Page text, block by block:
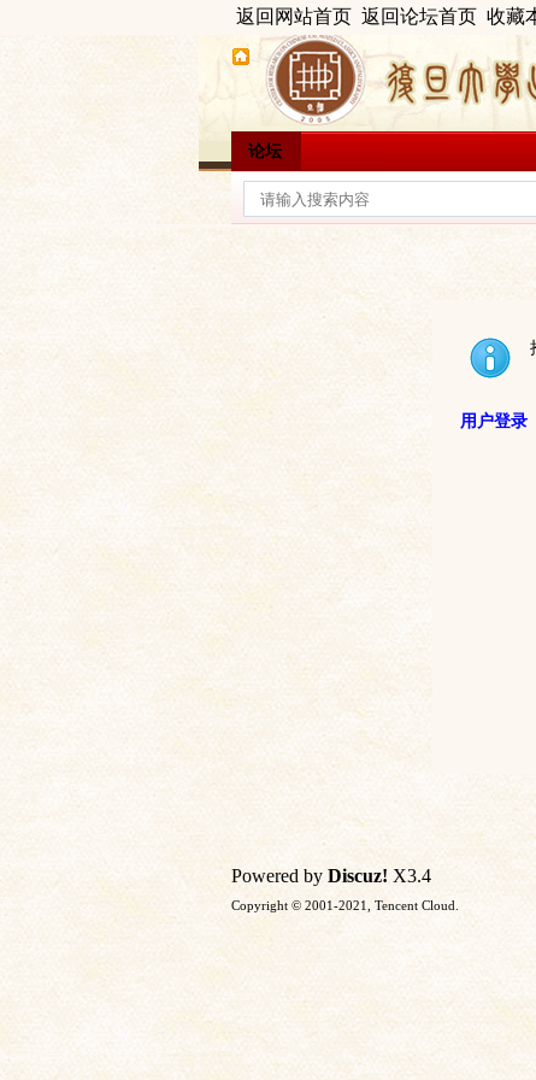
返回网站首页 返回论坛首页 收藏
论坛
用户登录
Powered by Discuz! X3.4
Copyright © 2001-2021, Tencent Cloud.